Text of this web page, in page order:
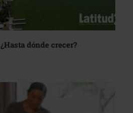
dónde crecer?